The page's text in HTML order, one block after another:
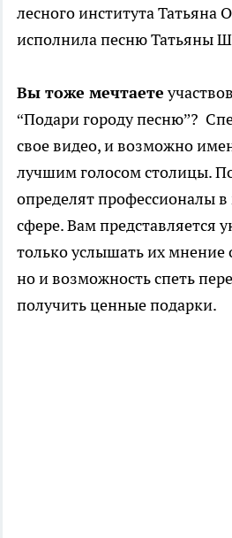
лесного института Татьяна
исполнила песню Татьяны
Вы тоже мечтаете
“Подари городу песню”?
свое видео, и возможно
лучшим голосом столицы.
определят профессионалы
сфере. Вам представляется
только услышать их мнение
но и возможность спеть
получить ценные подарки.